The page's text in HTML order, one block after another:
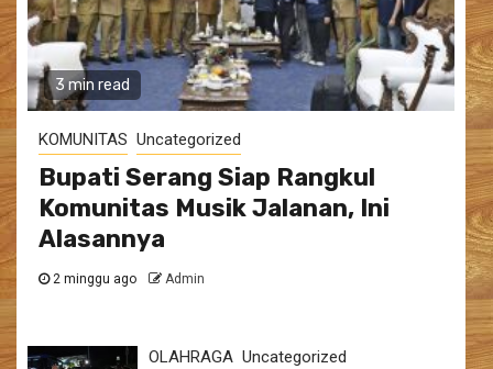
3 min read
KOMUNITAS Uncategorized
Bupati Serang Siap Rangkul
Komunitas Musik Jalanan, Ini
Alasannya
2 minggu ago Admin
OLAHRAGA Uncategorized